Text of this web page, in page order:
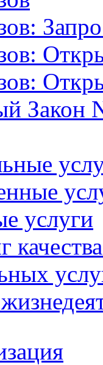
Закон
услуги